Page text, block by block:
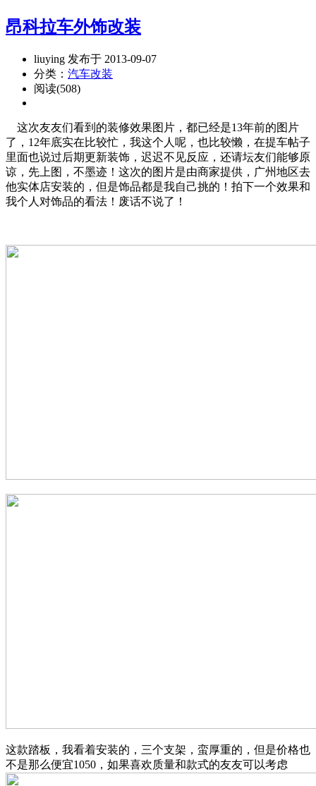
昂科拉车外饰改装
liuying 发布于 2013-09-07
分类： 汽车改装
阅读(508)
这次友友们看到的装修效果图片，都已经是13年前的图片
了，12年底实在比较忙，我这个人呢，也比较懒，在提车帖子
里面也说过后期更新装饰，迟迟不见反应，还请坛友们能够原
谅，先上图，不墨迹！这次的图片是由商家提供，广州地区去
他实体店安装的，但是饰品都是我自己挑的！拍下一个效果和
我个人对饰品的看法！废话不说了！
这款踏板，我看着安装的，三个支架，蛮厚重的，但是价格也
不是那么便宜1050，如果喜欢质量和款式的友友可以考虑